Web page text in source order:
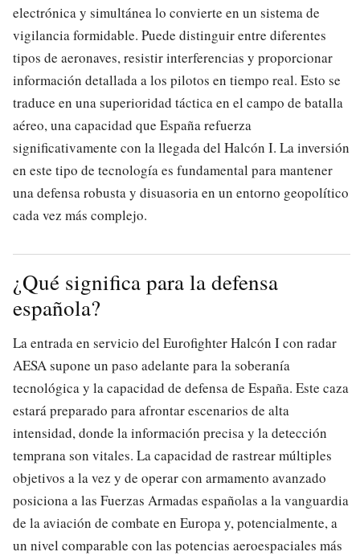
electrónica y simultánea lo convierte en un sistema de
vigilancia formidable. Puede distinguir entre diferentes
tipos de aeronaves, resistir interferencias y proporcionar
información detallada a los pilotos en tiempo real. Esto se
traduce en una superioridad táctica en el campo de batalla
aéreo, una capacidad que España refuerza
significativamente con la llegada del Halcón I. La inversión
en este tipo de tecnología es fundamental para mantener
una defensa robusta y disuasoria en un entorno geopolítico
cada vez más complejo.
¿Qué significa para la defensa
española?
La entrada en servicio del Eurofighter Halcón I con radar
AESA supone un paso adelante para la soberanía
tecnológica y la capacidad de defensa de España. Este caza
estará preparado para afrontar escenarios de alta
intensidad, donde la información precisa y la detección
temprana son vitales. La capacidad de rastrear múltiples
objetivos a la vez y de operar con armamento avanzado
posiciona a las Fuerzas Armadas españolas a la vanguardia
de la aviación de combate en Europa y, potencialmente, a
un nivel comparable con las potencias aeroespaciales más